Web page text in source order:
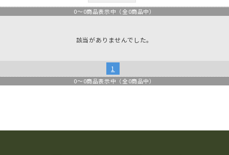
0～0商品表示中（全0商品中）
該当がありませんでした。
1
0～0商品表示中（全0商品中）